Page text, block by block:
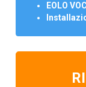
EOLO